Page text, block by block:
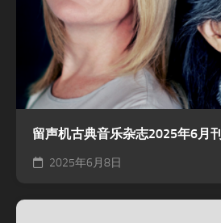
留声机古典音乐杂志2025年6月刊
2025年6月8日